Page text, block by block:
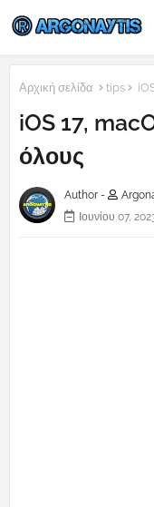
Αρχική σελίδα tips
iOS 17,
όλους
Author -
Ιουνίου 07,